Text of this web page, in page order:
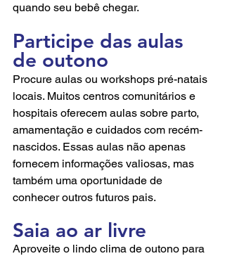
quando seu bebê chegar.
Participe das aulas
de outono
Procure aulas ou workshops pré-natais
locais. Muitos centros comunitários e
hospitais oferecem aulas sobre parto,
amamentação e cuidados com recém-
nascidos. Essas aulas não apenas
fornecem informações valiosas, mas
também uma oportunidade de
conhecer outros futuros pais.
Saia ao ar livre
Aproveite o lindo clima de outono para